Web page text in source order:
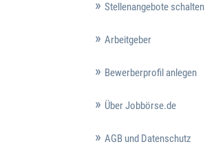
Stellenangebote schalten
Arbeitgeber
Bewerberprofil anlegen
Über Jobbörse.de
AGB und Datenschutz